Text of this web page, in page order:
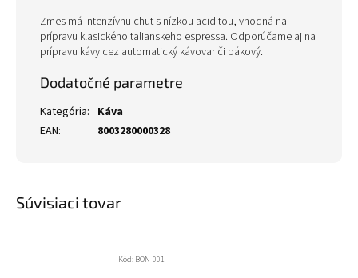
Zmes má intenzívnu chuť s nízkou aciditou, vhodná na
prípravu klasického talianskeho espressa. Odporúčame aj na
prípravu kávy cez automatický kávovar či pákový.
Dodatočné parametre
Kategória: Káva
EAN: 8003280000328
Súvisiaci tovar
Kód: BON-001